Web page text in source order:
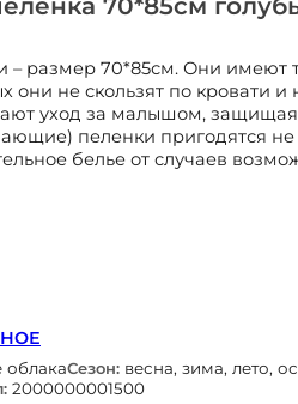
размер 70*85см. Они имеют
они не скользят по
уход за малышом, защищая
пеленки пригодятся не
белье от случаев
облакаСезон: весна, зима, лето,
2000000001500